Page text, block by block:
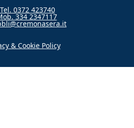
0372 423740
334 2347117
& Cookie Policy